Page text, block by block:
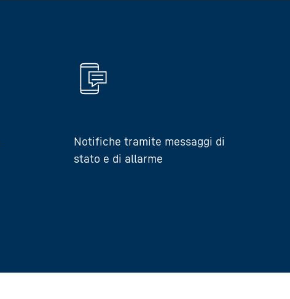
Notifiche tramite messaggi di
stato e di allarme